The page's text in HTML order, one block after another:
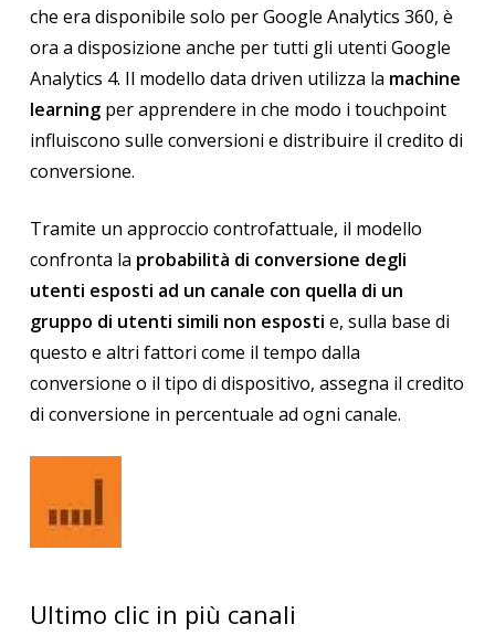
che era disponibile solo per Google Analytics 360, è
ora a disposizione anche per tutti gli utenti Google
Analytics 4. Il modello data driven utilizza la machine
learningper apprendere in che modo i touchpoint
influiscono sulle conversioni e distribuire il credito di
conversione.
Tramite un approccio controfattuale, il modello
confronta la probabilità di conversione degli
utenti esposti ad un canale con quella di un
gruppo di utenti simili non esposti e, sulla base di
questo e altri fattori come il tempo dalla
conversione o il tipo di dispositivo, assegna il credito
di conversione in percentuale ad ogni canale.
Ultimo clic in più canali